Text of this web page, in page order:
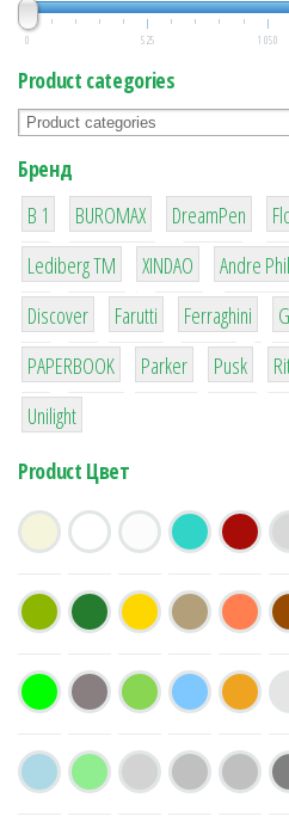
0 525 1 050
Product categories
Бренд
B 1
1
BUROMAX
1
DreamPen
3
Lediberg ТМ
3
XINDAO
1
Andre
64
Discover
299
Farutti
4
Ferraghini
8
PAPERBOOK
6
Parker
2
Pusk
1
Unilight
Product Цвет